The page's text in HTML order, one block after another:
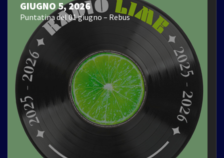
GIUGNO 5, 2026
Puntatina del 01 giugno – Rebus